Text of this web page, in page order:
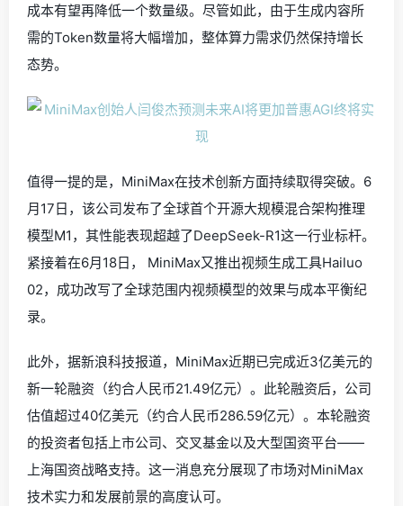
成本有望再降低一个数量级。尽管如此，由于生成内容所
需的Token数量将大幅增加，整体算力需求仍然保持增长
态势。
值得一提的是，MiniMax在技术创新方面持续取得突破。6
月17日，该公司发布了全球首个开源大规模混合架构推理
模型M1，其性能表现超越了DeepSeek-R1这一行业标杆。
紧接着在6月18日， MiniMax又推出视频生成工具Hailuo
02，成功改写了全球范围内视频模型的效果与成本平衡纪
录。
此外，据新浪科技报道，MiniMax近期已完成近3亿美元的
新一轮融资（约合人民币21.49亿元）。此轮融资后，公司
估值超过40亿美元（约合人民币286.59亿元）。本轮融资
的投资者包括上市公司、交叉基金以及大型国资平台——
上海国资战略支持。这一消息充分展现了市场对MiniMax
技术实力和发展前景的高度认可。